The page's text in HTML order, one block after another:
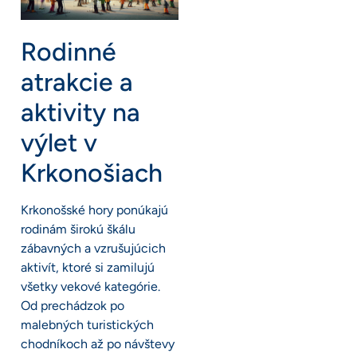
Rodinné
atrakcie a
aktivity na
výlet v
Krkonošiach
Krkonošské hory ponúkajú
rodinám širokú škálu
zábavných a vzrušujúcich
aktivít, ktoré si zamilujú
všetky vekové kategórie.
Od prechádzok po
malebných turistických
chodníkoch až po návštevy